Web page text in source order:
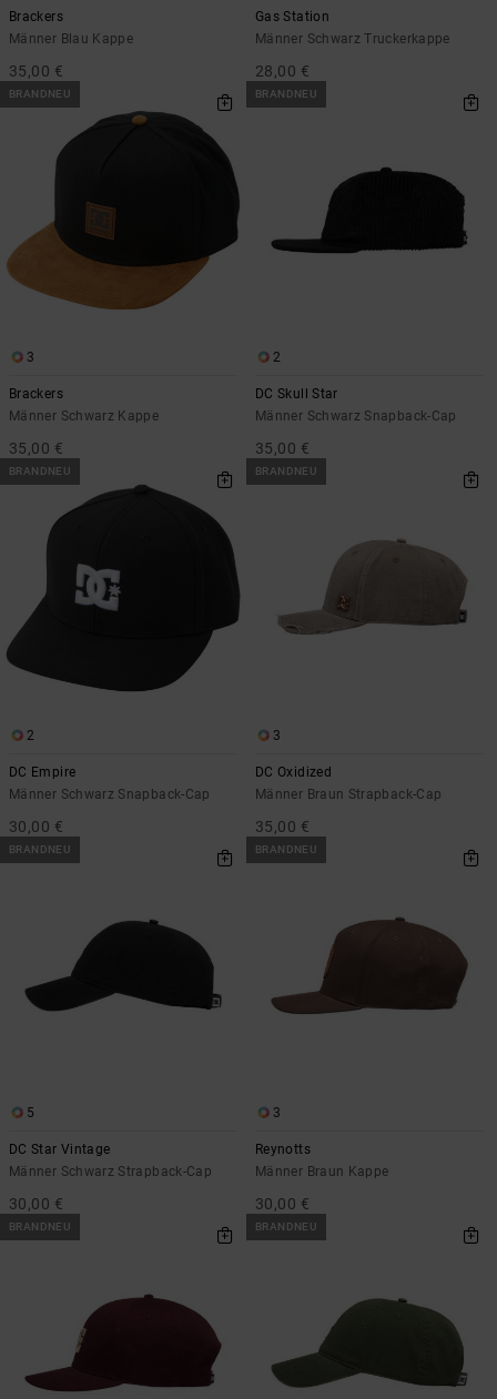
Brackers
Männer Blau Kappe
35,00 €
Gas Station
Männer Schwarz Truckerkappe
28,00 €
BRANDNEU
3
Brackers
Männer Schwarz Kappe
35,00 €
BRANDNEU
2
DC Skull Star
Männer Schwarz Snapback-Cap
35,00 €
BRANDNEU
2
DC Empire
Männer Schwarz Snapback-Cap
30,00 €
BRANDNEU
3
DC Oxidized
Männer Braun Strapback-Cap
35,00 €
BRANDNEU
5
DC Star Vintage
Männer Schwarz Strapback-Cap
30,00 €
BRANDNEU
3
Reynotts
Männer Braun Kappe
30,00 €
BRANDNEU BRANDNEU